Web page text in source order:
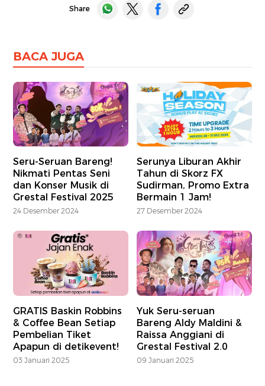
Share
BACA JUGA
Seru-Seruan Bareng!
Nikmati Pentas Seni
dan Konser Musik di
Grestal Festival 2025
24 Desember 2024
Serunya Liburan Akhir
Tahun di Skorz FX
Sudirman, Promo Extra
Bermain 1 Jam!
27 Desember 2024
GRATIS Baskin Robbins
& Coffee Bean Setiap
Pembelian Tiket
Apapun di detikevent!
03 Januari 2025
Yuk Seru-seruan
Bareng Aldy Maldini &
Raissa Anggiani di
Grestal Festival 2.0
09 Januari 2025